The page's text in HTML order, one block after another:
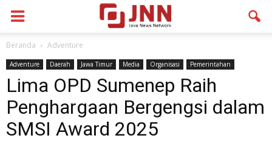
Beranda Adventure
Adventure Daerah Jawa Timur Media Organisasi Pemerintahan
Lima OPD Sumenep Raih
Penghargaan Bergengsi dalam
SMSI Award 2025